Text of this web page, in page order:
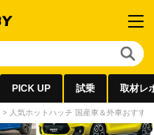
PICK UP 試乗 取材レ
> 人気ホットハッチ 国産車＆外車おすす